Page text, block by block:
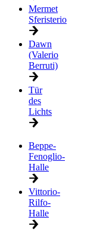
Mermet
Sferisterio
Dawn
(Valerio
Berruti)
Tür
des
Lichts
Beppe-
Fenoglio-
Halle
Vittorio-
Rilfo-
Halle